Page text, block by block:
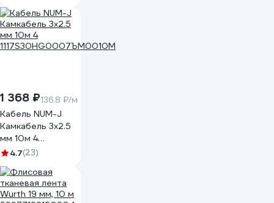
1 368 ₽136.8 ₽/м
Кабель NUM-J
Камкабель 3x2.5
мм 10м 4
1117S30HG0007ЪM0010М
4.7(23)